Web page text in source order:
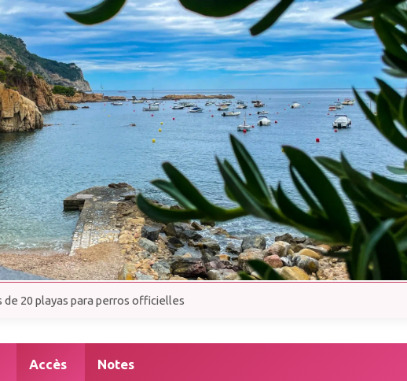
de 20 playas para perros officielles
Accès Notes